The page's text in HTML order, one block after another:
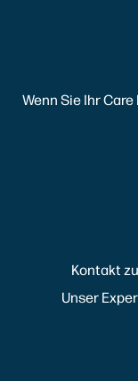
Wenn Sie Ihr
Kontakt
Unser